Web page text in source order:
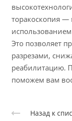
торакоскопия
Это позволяет
разрезами,
реабилитацию.
поможем вам
Назад к